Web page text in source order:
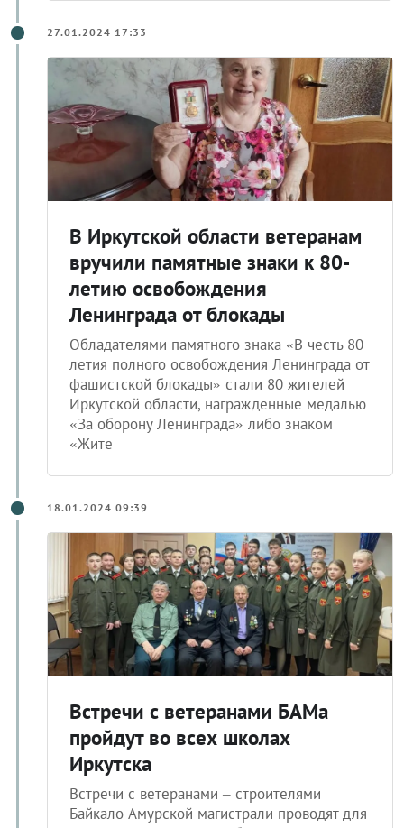
27.01.2024 17:33
В Иркутской области ветеранам
вручили памятные знаки к 80-
летию освобождения
Ленинграда от блокады
Обладателями памятного знака «В честь 80-
летия полного освобождения Ленинграда от
фашистской блокады» стали 80 жителей
Иркутской области, награжденные медалью
«За оборону Ленинграда» либо знаком
«Жите
18.01.2024 09:39
Встречи с ветеранами БАМа
пройдут во всех школах
Иркутска
Встречи с ветеранами – строителями
Байкало-Амурской магистрали проводят для